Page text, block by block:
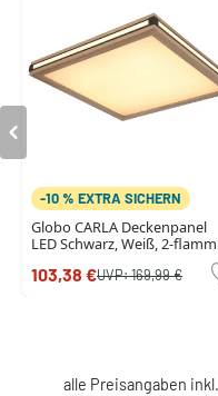
-10 % EXTRA SICHERN
Globo CARLA Deckenpanel
LED Schwarz, Weiß, 2-
103,38 €UVP:169,99 €
alle Preisangaben